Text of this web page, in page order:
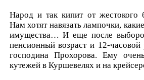
Народ и так кипит от жестокого
Нам хотят навязать лампочки,
имущества… И еще после
пенсионный возраст и 12-
господина Прохорова. Ему
кутежей в Куршевелях и на